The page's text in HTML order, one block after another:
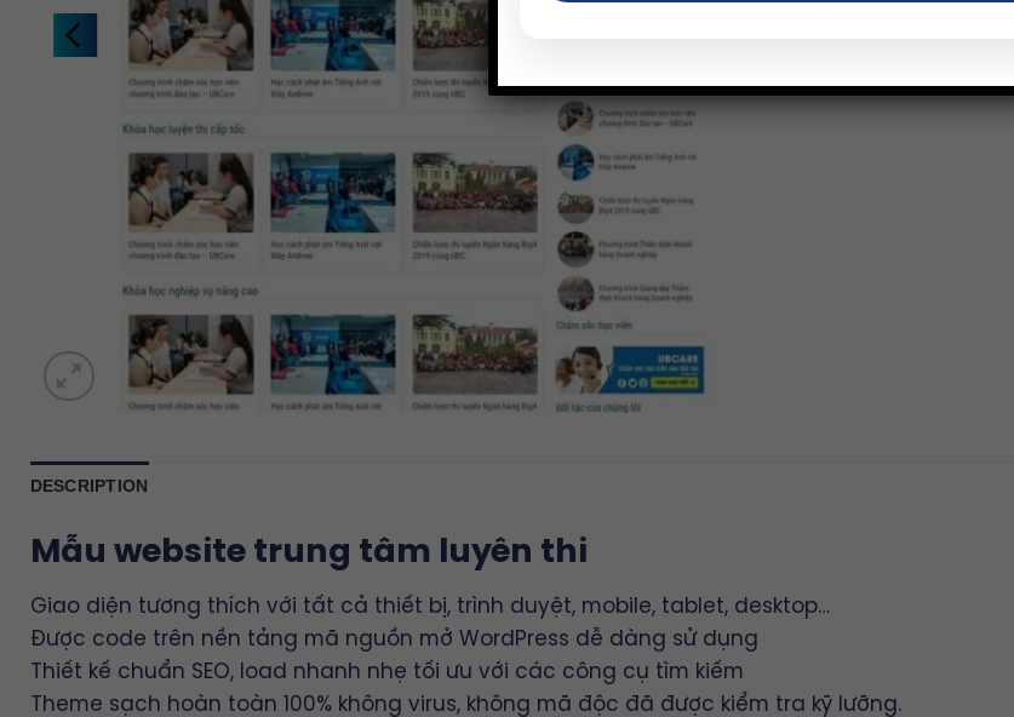
DESCRIPTION
Mẫu website trung tâm luyên thi
Giao diện tương thích với tất cả thiết bị, trình duyệt, mobile, tablet, desktop…
Được code trên nền tảng mã nguồn mở WordPress dễ dàng sử dụng
Thiết kế chuẩn SEO, load nhanh nhẹ tối ưu với các công cụ tìm kiếm
Theme sạch hoàn toàn 100% không virus, không mã độc đã được kiểm tra kỹ lưỡng.